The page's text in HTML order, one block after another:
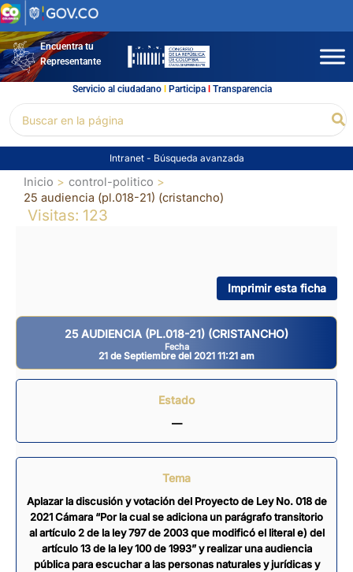
Ir
al
contenidoEncuentra tu
Representante
Servicio al ciudadano l Participal Transparencia
por:
Intranet - Búsqueda avanzada
Inicio
control-politico
25 audiencia (pl.018-21) (cristancho)
Visitas: 123
Imprimir esta ficha
25 AUDIENCIA (PL.018-21) (CRISTANCHO)
Fecha
21 de Septiembre del 2021 11:21 am
Estado
—
Tema
Aplazar la discusión y votación del Proyecto de Ley No. 018 de
2021 Cámara “Por la cual se adiciona un parágrafo transitorio
al artículo 2 de la ley 797 de 2003 que modificó el literal e) del
artículo 13 de la ley 100 de 1993” y realizar una audiencia
pública para escuchar a las personas naturales y jurídicas y